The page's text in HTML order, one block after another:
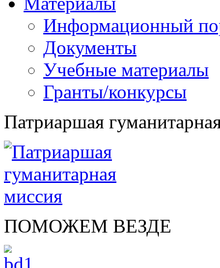
Информационный
Документы
Учебные материалы
Гранты/конкурсы
Патриаршая
ПОМОЖЕМ ВЕЗДЕ